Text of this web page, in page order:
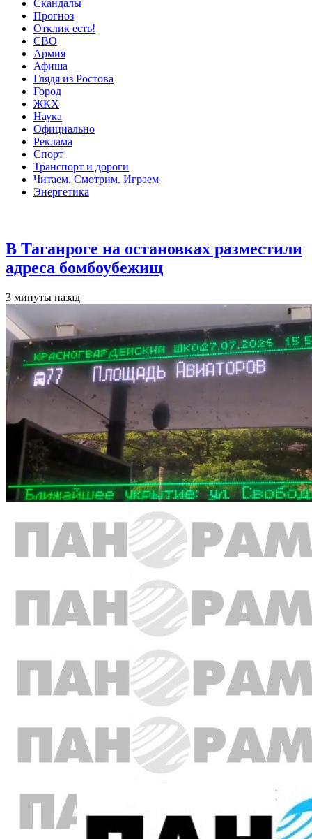
Скандалы
Прогноз
Отклик есть!
СВО
Армия
Афиша
Глядя из Ростова
Город
ЖКХ
Наука
Официально
Реклама
Спорт
Транспорт и дороги
Читаем. Смотрим. Играем
Энергетика
В Таганроге на остановках разместили
адреса бомбоубежищ
3 минуты назад